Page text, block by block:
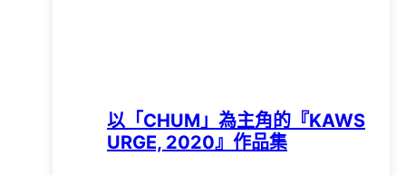
以「CHUM」為主角的『KAWS
URGE, 2020』作品集